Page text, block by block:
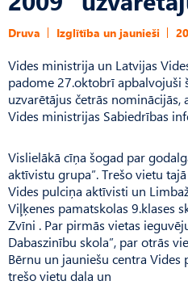
Druva Izglītība un jaunieši
Vides ministrija un Latvijas
padome 27.oktobrī apbalvojuši
uzvarētājus četrās nominācijās,
Vides ministrijas Sabiedrības
Vislielākā cīņa šogad par
aktīvistu grupa”. Trešo vietu
Vides pulciņa aktīvisti un
Viļķenes pamatskolas 9.klases
Zvīni . Par pirmās vietas
Dabaszinību skola”, par otrās
Bērnu un jauniešu centra
trešo vietu dala un